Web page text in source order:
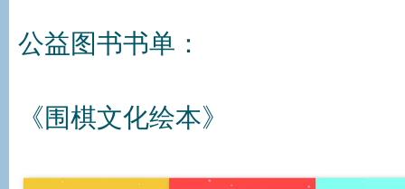
公益图书书单：
《围棋文化绘本》